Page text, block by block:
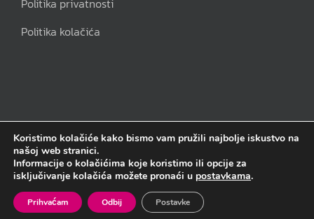
Politika privatnosti
Politika kolačića
Pink Pen j.d.o.o | Sva prava pridržana | Copyright 2014. - 2023.
FacebookInstagram
Email
Koristimo kolačiće kako bismo vam pružili najbolje iskustvo na
našoj web stranici.
Informacije o kolačićima koje koristimo ili opcije za
isključivanje kolačića možete pronaći u postavkama.
Prihvaćam Odbij Postavke